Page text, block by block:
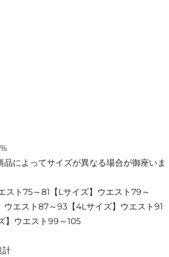
によってサイズが異なる場合が御座いま
スト75～81【Lサイズ】ウエスト79～
エスト87～93【4Lサイズ】ウエスト91
】ウエスト99～105
計